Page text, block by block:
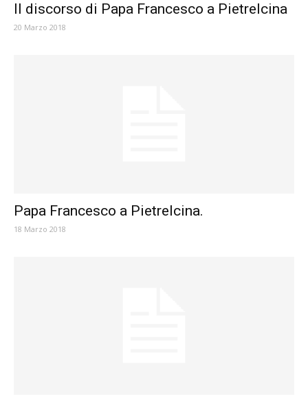
Il discorso di Papa Francesco a Pietrelcina
20 Marzo 2018
Papa Francesco a Pietrelcina.
18 Marzo 2018